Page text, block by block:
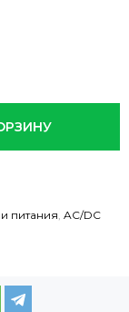
питания, AC/DC